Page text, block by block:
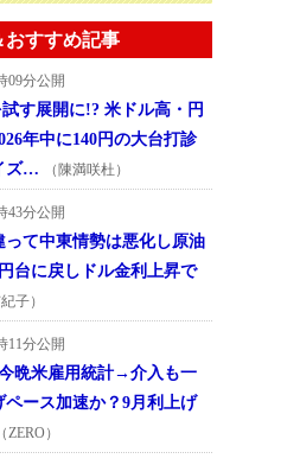
すすめ記事
09分公開
す展開に!? 米ドル高・円
年中に140円の大台打診
ズ…
（陳満咲杜）
43分公開
って中東情勢は悪化し原油
台に戻しドル金利上昇で
子）
11分公開
晩米雇用統計→介入も一
ペース加速か？9月利上げ
（ZERO）